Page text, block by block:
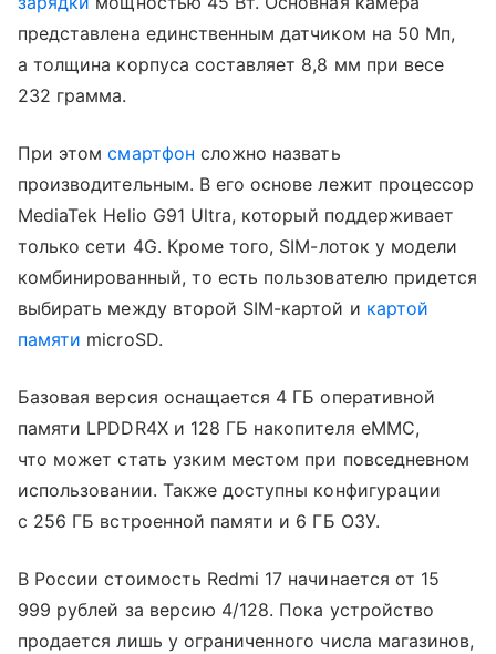
представлена единственным датчиком на 50 Мп,
а толщина корпуса составляет 8,8 мм при весе
232 грамма.
При этомсмартфон сложно назвать
производительным. В его основе лежит процессор
MediaTek Helio G91 Ultra, который поддерживает
только сети 4G. Кроме того, SIM-лоток у модели
комбинированный, то есть пользователю придется
выбирать между второй SIM-картой и картой
памяти microSD.
Базовая версия оснащается 4 ГБ оперативной
памяти LPDDR4X и 128 ГБ накопителя eMMC,
что может стать узким местом при повседневном
использовании. Также доступны конфигурации
с 256 ГБ встроенной памяти и 6 ГБ ОЗУ.
В России стоимость Redmi 17 начинается от 15
999 рублей за версию 4/128. Пока устройство
продается лишь у ограниченного числа магазинов,